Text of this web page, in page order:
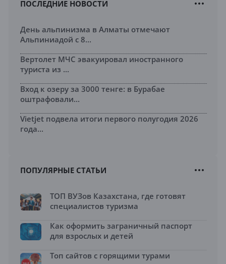
ПОСЛЕДНИЕ НОВОСТИ
День альпинизма в Алматы отмечают
Альпиниадой с 8...
Вертолет МЧС эвакуировал иностранного
туриста из ...
Вход к озеру за 3000 тенге: в Бурабае
оштрафовали...
Vietjet подвела итоги первого полугодия 2026
года...
ПОПУЛЯРНЫЕ СТАТЬИ
ТОП ВУЗов Казахстана, где готовят
специалистов туризма
Как оформить заграничный паспорт
для взрослых и детей
Топ сайтов с горящими турами